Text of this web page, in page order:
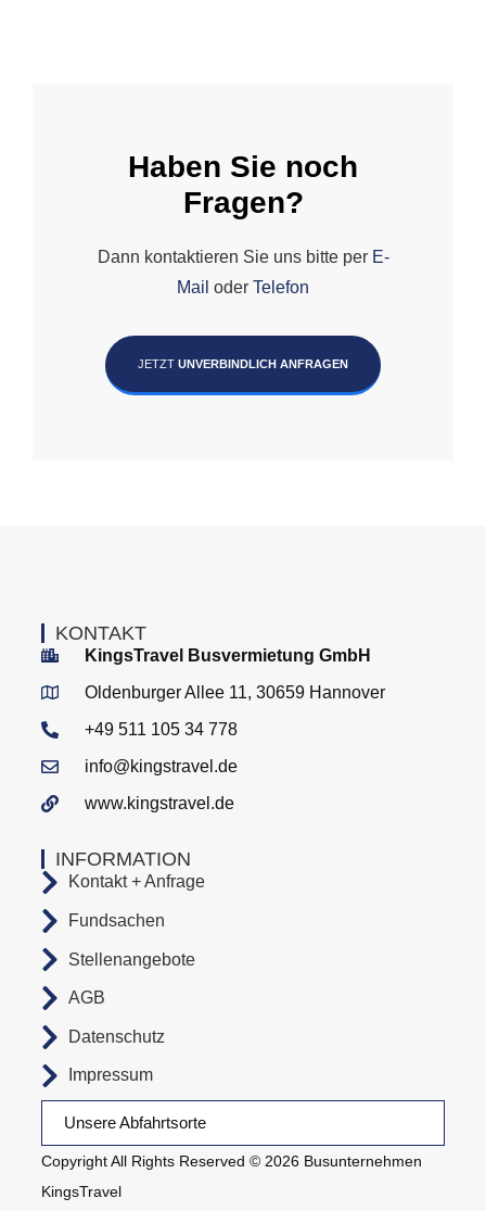
Haben Sie noch
Fragen?
Dann kontaktieren Sie uns bitte per E-
Mail oder Telefon
JETZT UNVERBINDLICH ANFRAGEN
Copyright All Rights Reserved © 2026 Busunternehmen
KingsTravel
Unsere Abfahrtsorte
INFORMATION
Kontakt + Anfrage
Fundsachen
Stellenangebote
AGB
Datenschutz
Impressum
KONTAKT
KingsTravel Busvermietung GmbH
Oldenburger Allee 11, 30659 Hannover
+49 511 105 34 778
info@kingstravel.de
www.kingstravel.de